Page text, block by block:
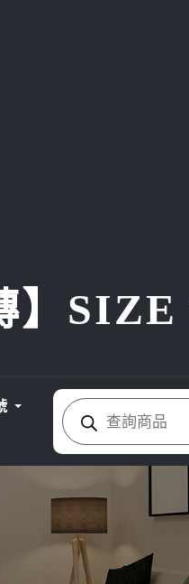
】
Products
search